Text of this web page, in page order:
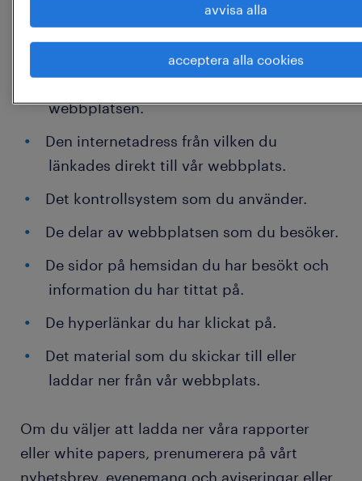
Geografisk plats (endast land).
Datum och tid för åtkomst till
webbplatsen.
Den internetadress från vilken du
länkades direkt till vår webbplats.
Det kontrollsystem som du använder.
De delar av webbplatsen som du besöker.
De sidor på hemsidan du har besökt och
information du har tittat på.
De hyperlänkar du har klickat på.
Det material som du skickar till eller
laddar ner från vår webbplats.
Om du väljer att ladda ner våra rapporter
eller white papers, prenumerera på vårt
nyhetsbrev, evenemang och aviseringar eller
avvisa alla
acceptera alla cookies